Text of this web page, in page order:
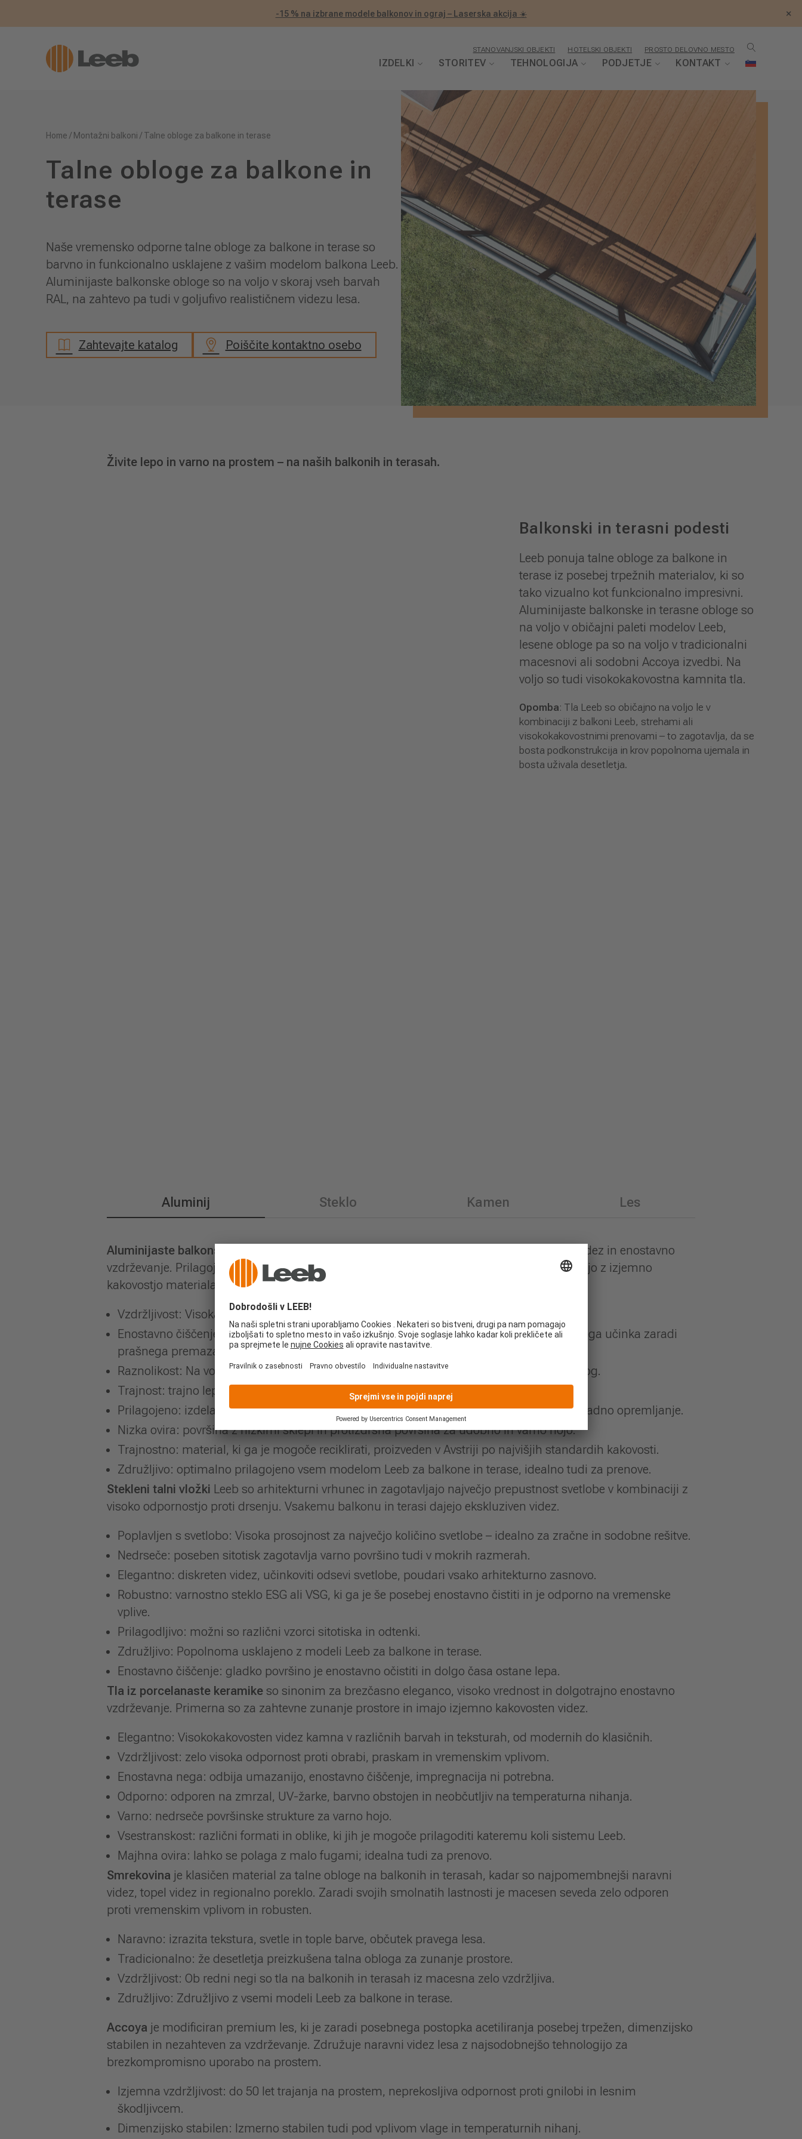
-15 % na izbrane modele balkonov in ograj – Laserska akcija ☀️ ×
STANOVANJSKI OBJEKTI HOTELSKI OBJEKTI PROSTO DELOVNO MESTO
IZDELKI STORITEV TEHNOLOGIJA PODJETJE KONTAKT
Home / Montažni balkoni / Talne obloge za balkone in terase
Talne obloge za balkone in
terase
Naše vremensko odporne talne obloge za balkone in terase so
barvno in funkcionalno usklajene z vašim modelom balkona Leeb.
Aluminijaste balkonske obloge so na voljo v skoraj vseh barvah
RAL, na zahtevo pa tudi v goljufivo realističnem videzu lesa.
Zahtevajte katalog Poiščite kontaktno osebo
Živite lepo in varno na prostem – na naših balkonih in terasah.
Balkonski in terasni podesti
Leeb ponuja talne obloge za balkone in
terase iz posebej trpežnih materialov, ki so
tako vizualno kot funkcionalno impresivni.
Aluminijaste balkonske in terasne obloge so
na voljo v običajni paleti modelov Leeb,
lesene obloge pa so na voljo v tradicionalni
macesnovi ali sodobni Accoya izvedbi. Na
voljo so tudi visokokakovostna kamnita tla.
Opomba: Tla Leeb so običajno na voljo le v
kombinaciji z balkoni Leeb, strehami ali
visokokakovostnimi prenovami – to zagotavlja, da se
bosta podkonstrukcija in krov popolnoma ujemala in
bosta uživala desetletja.
Aluminij Steklo Kamen Les
Aluminijaste balkonske in terasne obloge
Leeb odlikujejo največja vzdržljivost, sodoben videz in enostavno
vzdrževanje. Prilagojene so po meri, fleksibilno se prilagajajo vsaki arhitekturi in navdušujejo z izjemno
kakovostjo materiala in detajlov.
Vzdržljivost: Visoka nosilnost, odporna na vremenske vplive, ne rjavi.
Enostavno čiščenje: brez barvanja, enostavno čiščenje zaradi gladke površine in lotosovega učinka zaradi
prašnega premaza ALU COMFORT®.
Raznolikost: Na voljo v več kot 200 barvah RAL in 13 dekorjih lesa – pravi videz za vsak slog.
Trajnost: trajno lep, odporen na UV žarke in barve, skoraj brez vzdrževanja.
Prilagojeno: izdelano po meri na zahtevo, prilagodljivo za prenovo, novogradnjo ali naknadno opremljanje.
Nizka ovira: površina z nizkimi sklepi in protizdrsna površina za udobno in varno hojo.
Trajnostno: material, ki ga je mogoče reciklirati, proizveden v Avstriji po najvišjih standardih kakovosti.
Združljivo: optimalno prilagojeno vsem modelom Leeb za balkone in terase, idealno tudi za prenove.
Stekleni talni vložki Leeb so arhitekturni vrhunec in zagotavljajo največjo prepustnost svetlobe v kombinaciji z
visoko odpornostjo proti drsenju. Vsakemu balkonu in terasi dajejo ekskluziven videz.
Poplavljen s svetlobo: Visoka prosojnost za največjo količino svetlobe – idealno za zračne in sodobne rešitve.
Nedrseče: poseben sitotisk zagotavlja varno površino tudi v mokrih razmerah.
Elegantno: diskreten videz, učinkoviti odsevi svetlobe, poudari vsako arhitekturno zasnovo.
Robustno: varnostno steklo ESG ali VSG, ki ga je še posebej enostavno čistiti in je odporno na vremenske
vplive.
Prilagodljivo: možni so različni vzorci sitotiska in odtenki.
Združljivo: Popolnoma usklajeno z modeli Leeb za balkone in terase.
Enostavno čiščenje: gladko površino je enostavno očistiti in dolgo časa ostane lepa.
Tla iz porcelanaste keramikeso sinonim za brezčasno eleganco, visoko vrednost in dolgotrajno enostavno
vzdrževanje. Primerna so za zahtevne zunanje prostore in imajo izjemno kakovosten videz.
Elegantno: Visokokakovosten videz kamna v različnih barvah in teksturah, od modernih do klasičnih.
Vzdržljivost: zelo visoka odpornost proti obrabi, praskam in vremenskim vplivom.
Enostavna nega: odbija umazanijo, enostavno čiščenje, impregnacija ni potrebna.
Odporno: odporen na zmrzal, UV-žarke, barvno obstojen in neobčutljiv na temperaturna nihanja.
Varno: nedrseče površinske strukture za varno hojo.
Vsestranskost: različni formati in oblike, ki jih je mogoče prilagoditi kateremu koli sistemu Leeb.
Majhna ovira: lahko se polaga z malo fugami; idealna tudi za prenovo.
Smrekovina je klasičen material za talne obloge na balkonih in terasah, kadar so najpomembnejši naravni
videz, topel videz in regionalno poreklo. Zaradi svojih smolnatih lastnosti je macesen seveda zelo odporen
proti vremenskim vplivom in robusten.
Naravno: izrazita tekstura, svetle in tople barve, občutek pravega lesa.
Tradicionalno: že desetletja preizkušena talna obloga za zunanje prostore.
Vzdržljivost: Ob redni negi so tla na balkonih in terasah iz macesna zelo vzdržljiva.
Združljivo: Združljivo z vsemi modeli Leeb za balkone in terase.
Accoya je modificiran premium les, ki je zaradi posebnega postopka acetiliranja posebej trpežen, dimenzijsko
stabilen in nezahteven za vzdrževanje. Združuje naravni videz lesa z najsodobnejšo tehnologijo za
brezkompromisno uporabo na prostem.
Izjemna vzdržljivost: do 50 let trajanja na prostem, neprekosljiva odpornost proti gnilobi in lesnim
škodljivcem.
Dimenzijsko stabilen: Izmerno stabilen tudi pod vplivom vlage in temperaturnih nihanj.